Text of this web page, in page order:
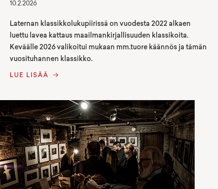
10.2.2026
Laternan klassikkolukupiirissä on vuodesta 2022 alkaen
luettu lavea kattaus maailmankirjallisuuden klassikoita.
Keväälle 2026 valikoitui mukaan mm.tuore käännös ja tämän
vuosituhannen klassikko.
LUE LISÄÄ